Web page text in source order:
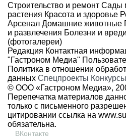
Строительство и ремонт Сады
растения Красота и здоровье
Арсенал Домашние животные
и развлечения Болезни и
(фотогалереи)
Редакция Контактная
"Гастроном Медиа"
Политика в отношении
данных Спецпроекты Конкурсы
© ООО «Гастроном Медиа»,
Перепечатка материалов
только с письменного
цитировании ссылка на
обязательна.
ВКонтакте